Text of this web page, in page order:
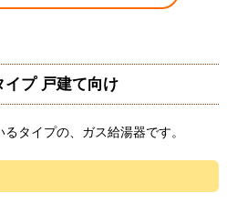
イプ 戸建て向け
タイプの、ガス給湯器です。